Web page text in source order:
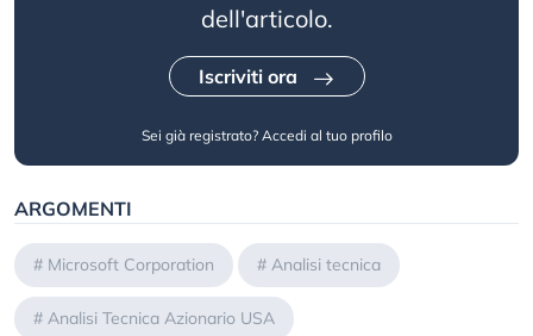
dell'articolo.
Iscriviti ora
Sei già registrato? Accedi al tuo profilo
ARGOMENTI
# Microsoft Corporation # Analisi tecnica
# Analisi Tecnica Azionario USA